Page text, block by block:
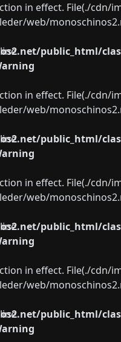
in effect. File(./
web/
public_html/
in effect. File(./
web/
public_html/
in effect. File(./
web/
public_html/
in effect. File(./
web/
public_html/